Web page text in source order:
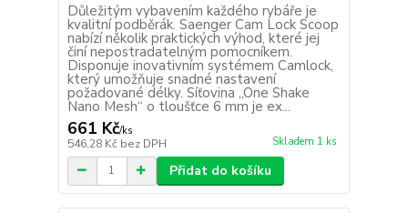
Důležitým vybavením každého rybáře je
kvalitní podběrák. Saenger Cam Lock Scoop
nabízí několik praktických výhod, které jej
činí nepostradatelným pomocníkem.
Disponuje inovativním systémem Camlock,
který umožňuje snadné nastavení
požadované délky. Síťovina „One Shake
Nano Mesh“ o tloušťce 6 mm je ex...
661 Kč/ks
546,28 Kč bez DPH Skladem 1 ks
Přidat do košíku